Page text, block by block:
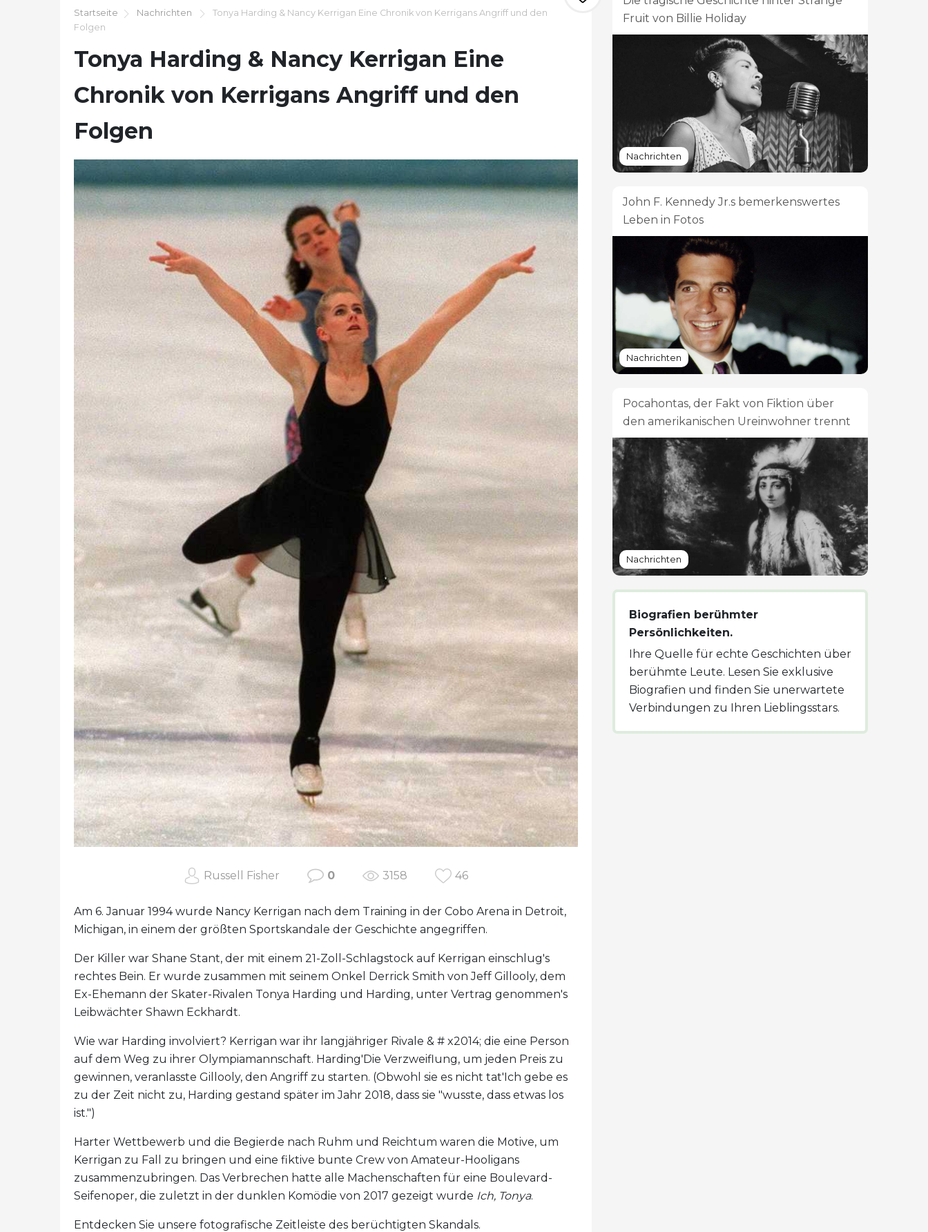
Startseite Nachrichten
Tonya Harding & Nancy Kerrigan Eine Chronik von Kerrigans Angriff und den
Folgen
Tonya Harding & Nancy Kerrigan Eine
Chronik von Kerrigans Angriff und den
Folgen
Russell Fisher 0 3158 46
Am 6. Januar 1994 wurde Nancy Kerrigan nach dem Training in der Cobo Arena in Detroit,
Michigan, in einem der größten Sportskandale der Geschichte angegriffen.
Der Killer war Shane Stant, der mit einem 21-Zoll-Schlagstock auf Kerrigan einschlug's
rechtes Bein. Er wurde zusammen mit seinem Onkel Derrick Smith von Jeff Gillooly, dem
Ex-Ehemann der Skater-Rivalen Tonya Harding und Harding, unter Vertrag genommen's
Leibwächter Shawn Eckhardt.
Wie war Harding involviert? Kerrigan war ihr langjähriger Rivale & # x2014; die eine Person
auf dem Weg zu ihrer Olympiamannschaft. Harding'Die Verzweiflung, um jeden Preis zu
gewinnen, veranlasste Gillooly, den Angriff zu starten. (Obwohl sie es nicht tat'Ich gebe es
zu der Zeit nicht zu, Harding gestand später im Jahr 2018, dass sie "wusste, dass etwas los
ist.")
Harter Wettbewerb und die Begierde nach Ruhm und Reichtum waren die Motive, um
Kerrigan zu Fall zu bringen und eine fiktive bunte Crew von Amateur-Hooligans
zusammenzubringen. Das Verbrechen hatte alle Machenschaften für eine Boulevard-
Seifenoper, die zuletzt in der dunklen Komödie von 2017 gezeigt wurde Ich, Tonya.
Entdecken Sie unsere fotografische Zeitleiste des berüchtigten Skandals.
Fruit von Billie Holiday
Nachrichten
John F. Kennedy Jr.s bemerkenswertes
Leben in Fotos
Nachrichten
Pocahontas, der Fakt von Fiktion über
den amerikanischen Ureinwohner trennt
Nachrichten
Biografien berühmter
Persönlichkeiten.
Ihre Quelle für echte Geschichten über
berühmte Leute. Lesen Sie exklusive
Biografien und finden Sie unerwartete
Verbindungen zu Ihren Lieblingsstars.